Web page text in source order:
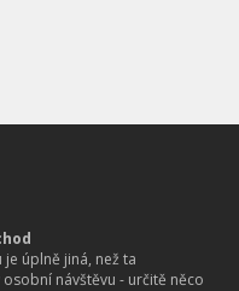
úplně jiná, než ta
návštěvu - určitě něco